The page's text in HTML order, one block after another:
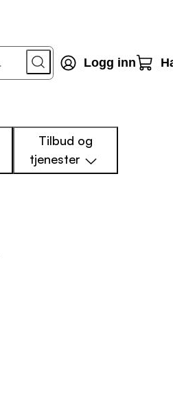
Logg inn
Tilbud og
tjenester